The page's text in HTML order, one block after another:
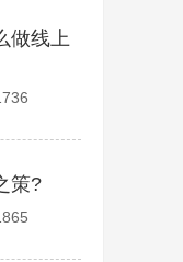
做线上
策?